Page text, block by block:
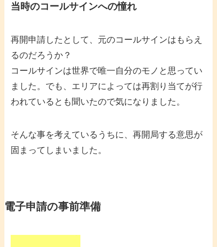
当時のコールサインへの憧れ
再開申請したとして、元のコールサインはもらえ
るのだろうか？
コールサインは世界で唯一自分のモノと思ってい
ました。でも、エリアによっては再割り当てが行
われているとも聞いたので気になりました。
そんな事を考えているうちに、再開局する意思が
固まってしまいました。
電子申請の事前準備